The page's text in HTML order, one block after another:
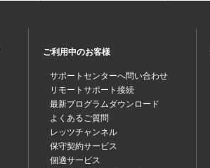
ご利用中のお客様
サポートセンターへ問い合わせ
リモートサポート接続
最新プログラムダウンロード
よくあるご質問
レッツチャンネル
保守契約サービス
個適サービス